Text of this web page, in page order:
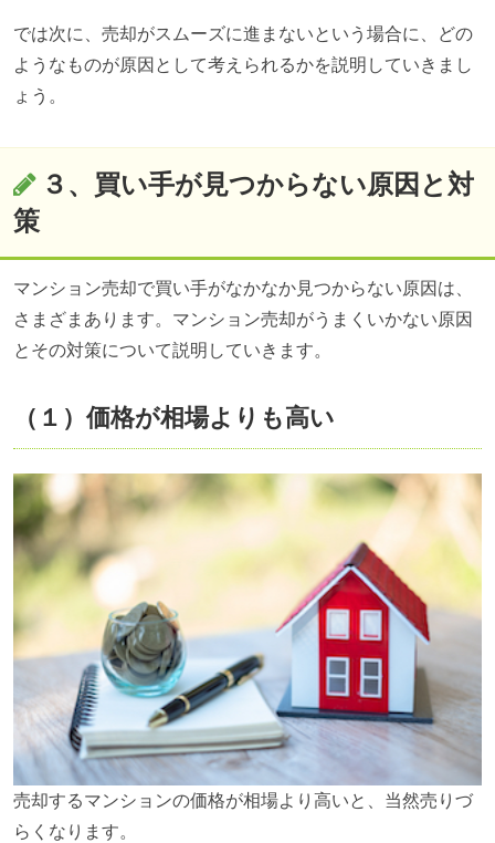
では次に、売却がスムーズに進まないという場合に、どの
ようなものが原因として考えられるかを説明していきまし
ょう。
３、買い手が見つからない原因と対
策
マンション売却で買い手がなかなか見つからない原因は、
さまざまあります。マンション売却がうまくいかない原因
とその対策について説明していきます。
（１）価格が相場よりも高い
売却するマンションの価格が相場より高いと、当然売りづ
らくなります。